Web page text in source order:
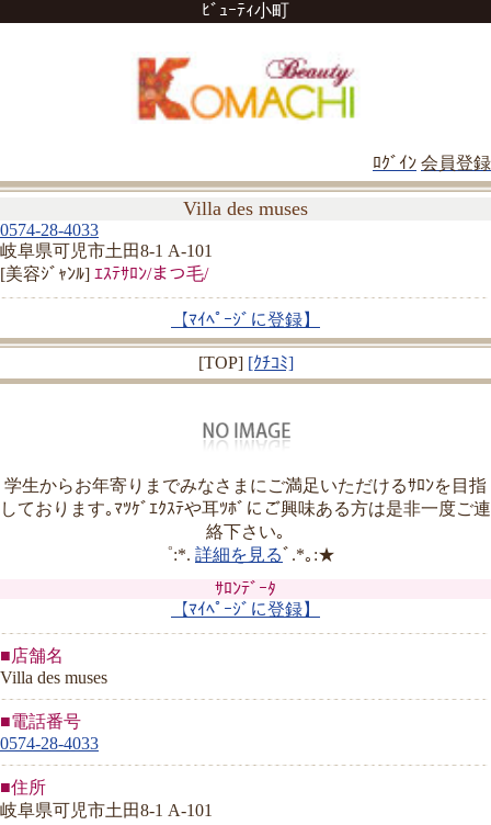
ﾋﾞｭｰﾃｨ小町
ﾛｸﾞｲﾝ 会員登録
Villa des muses
0574-28-4033
岐阜県可児市土田8-1 A-101
[美容ｼﾞｬﾝﾙ] ｴｽﾃｻﾛﾝ/まつ毛/
【ﾏｲﾍﾟｰｼﾞに登録】
[TOP] [ｸﾁｺﾐ]
学生からお年寄りまでみなさまにご満足いただけるｻﾛﾝを目指
しております｡ﾏﾂｹﾞｴｸｽﾃや耳ﾂﾎﾞにご興味ある方は是非一度ご連
絡下さい｡
゜:*. 詳細を見るﾞ.*｡:★
ｻﾛﾝﾃﾞｰﾀ
【ﾏｲﾍﾟｰｼﾞに登録】
■店舗名
Villa des muses
■電話番号
0574-28-4033
■住所
岐阜県可児市土田8-1 A-101